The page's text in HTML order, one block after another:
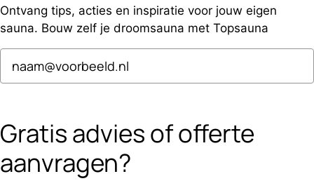
Ontvang tips, acties en inspiratie voor jouw eigen
sauna. Bouw zelf je droomsauna met Topsauna
Email
Gratis advies of offerte
aanvragen?